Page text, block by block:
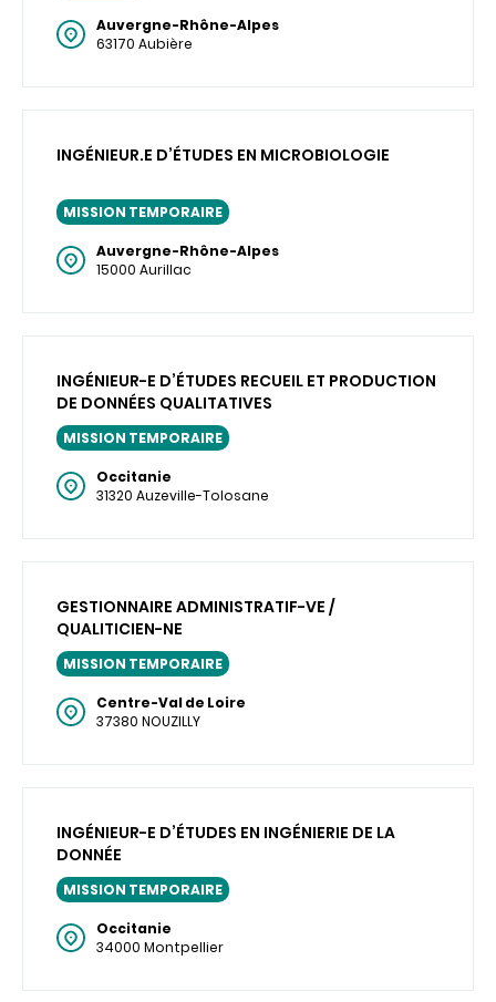
Auvergne-Rhône-Alpes
63170 Aubière
INGÉNIEUR.E D’ÉTUDES EN MICROBIOLOGIE
MISSION TEMPORAIRE
Auvergne-Rhône-Alpes
15000 Aurillac
INGÉNIEUR-E D’ÉTUDES RECUEIL ET PRODUCTION
DE DONNÉES QUALITATIVES
MISSION TEMPORAIRE
Occitanie
31320 Auzeville-Tolosane
GESTIONNAIRE ADMINISTRATIF-VE /
QUALITICIEN-NE
MISSION TEMPORAIRE
Centre-Val de Loire
37380 NOUZILLY
INGÉNIEUR-E D’ÉTUDES EN INGÉNIERIE DE LA
DONNÉE
MISSION TEMPORAIRE
Occitanie
34000 Montpellier